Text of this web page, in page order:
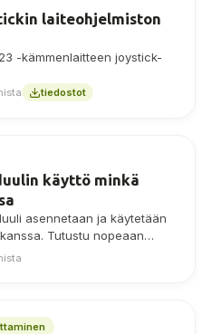
laiteohjelmiston
-kämmenlaitteen joystick-
tiedostot
käyttö minkä
asennetaan ja käytetään
Tutustu nopeaan